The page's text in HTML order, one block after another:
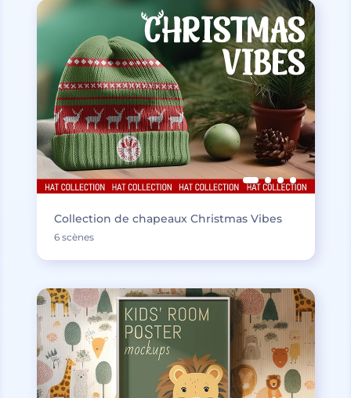
Collection de chapeaux Christmas Vibes
6 scènes